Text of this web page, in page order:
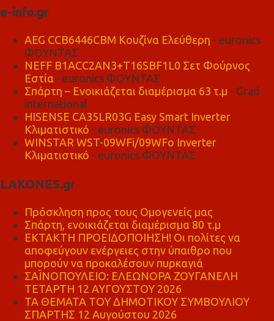
e-info.gr
AEG CCB6446CBM Κουζίνα Ελεύθερη - euronics
ΦΟΥΝΤΑΣ
NEFF B1ACC2AN3+T16SBF1L0 Σετ Φούρνος
Εστία - euronics ΦΟΥΝΤΑΣ
Σπάρτη – Ενοικιάζεται διαμέρισμα 63 τ.μ - Grad
international
HISENSE CA35LR03G Easy Smart Inverter
Κλιματιστικό - euronics ΦΟΥΝΤΑΣ
WINSTAR WST-09WFi/09WFo Inverter
Κλιματιστικό - euronics ΦΟΥΝΤΑΣ
LAKONES.gr
Πρόσκληση προς τους Ομογενείς μας
Σπάρτη, ενοικιάζεται διαμέρισμα 80 τ.μ
ΕΚΤΑΚΤΗ ΠΡΟΕΙΔΟΠΟΙΗΣΗ! Οι πολίτες να
αποφεύγουν ενέργειες στην ύπαιθρο που
μπορούν να προκαλέσουν πυρκαγιά
ΣΑΪΝΟΠΟΥΛΕΙΟ: ΕΛΕΩΝΟΡΑ ΖΟΥΓΑΝΕΛΗ
ΤΕΤΑΡΤΗ 12 ΑΥΓΟΥΣΤΟΥ 2026
ΤΑ ΘΕΜΑΤΑ ΤΟΥ ΔΗΜΟΤΙΚΟΥ ΣΥΜΒΟΥΛΙΟΥ
ΣΠΑΡΤΗΣ 12 Αυγούστου 2026